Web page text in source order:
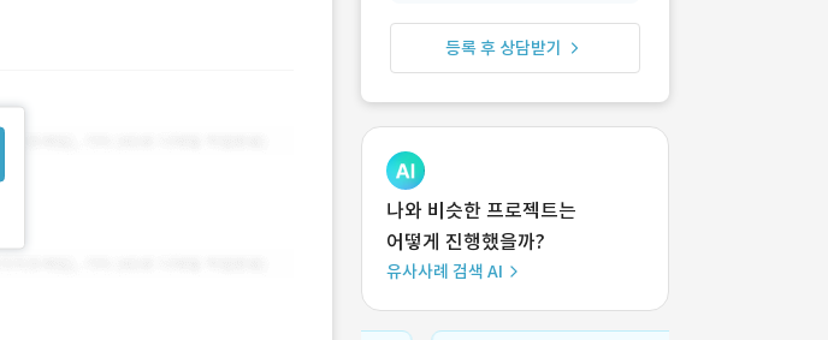
등록 후 상담받기
나와 비슷한 프로젝트는
어떻게 진행했을까?
유사사례 검색 AI